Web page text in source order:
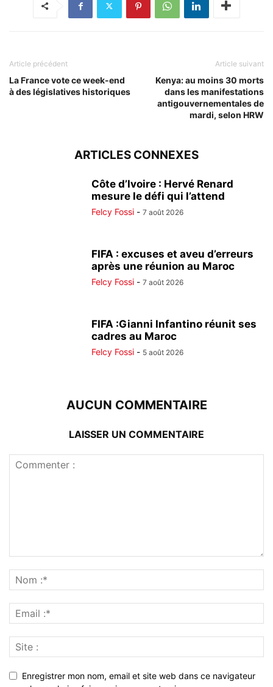
Article précédent
La France vote ce week-end
à des législatives historiques
Article suivant
Kenya: au moins 30 morts
dans les manifestations
antigouvernementales de
mardi, selon HRW
ARTICLES CONNEXES
Côte d’Ivoire : Hervé Renard
mesure le défi qui l’attend
Felcy Fossi - 7 août 2026
FIFA : excuses et aveu d’erreurs
après une réunion au Maroc
Felcy Fossi - 7 août 2026
FIFA :Gianni Infantino réunit ses
cadres au Maroc
Felcy Fossi - 5 août 2026
AUCUN COMMENTAIRE
LAISSER UN COMMENTAIRE
Enregistrer mon nom, email et site web dans ce navigateur